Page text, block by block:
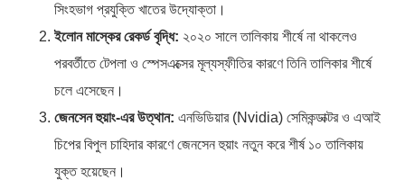
সিংহভাগ প্রযুক্তি খাতের উদ্যোক্তা।
ইলোন মাস্কের রেকর্ড বৃদ্ধি: ২০২০ সালে তালিকায় শীর্ষে না থাকলেও
পরবর্তীতে টেপলা ও স্পেসএক্সের মূল্যস্ফীতির কারণে তিনি তালিকার শীর্ষে
চলে এসেছেন।
জেনসেন হুয়াং-এর উত্থান: এনভিডিয়ার (Nvidia) সেমিকন্ডাক্টর ও এআই
চিপের বিপুল চাহিদার কারণে জেনসেন হুয়াং নতুন করে শীর্ষ ১০ তালিকায়
যুক্ত হয়েছেন।